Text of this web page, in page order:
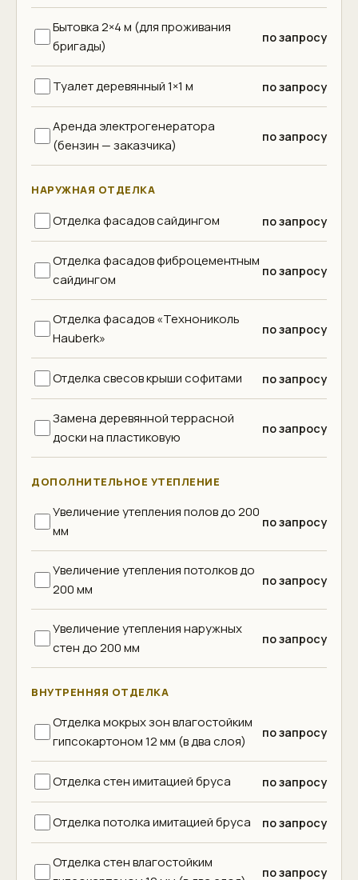
Бытовка 2×4 м (для проживания
бригады)
по запросу
Туалет деревянный 1×1 м по запросу
Аренда электрогенератора
(бензин — заказчика)
по запросу
НАРУЖНАЯ ОТДЕЛКА
Отделка фасадов сайдингом по запросу
Отделка фасадов фиброцементным
сайдингом
по запросу
Отделка фасадов «Технониколь
Hauberk»
по запросу
Отделка свесов крыши софитами по запросу
Замена деревянной террасной
доски на пластиковую
по запросу
ДОПОЛНИТЕЛЬНОЕ УТЕПЛЕНИЕ
Увеличение утепления полов до 200
мм
по запросу
Увеличение утепления потолков до
200 мм
по запросу
Увеличение утепления наружных
стен до 200 мм
по запросу
ВНУТРЕННЯЯ ОТДЕЛКА
Отделка мокрых зон влагостойким
гипсокартоном 12 мм (в два слоя)
по запросу
Отделка стен имитацией бруса по запросу
Отделка потолка имитацией бруса по запросу
Отделка стен влагостойким
по запросу